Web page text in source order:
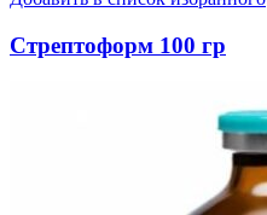
Стрептоформ 100 гр